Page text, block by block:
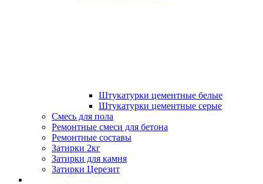
Штукатурки цементные белые
Штукатурки цементные серые
Смесь для пола
Ремонтные смеси для бетона
Ремонтные составы
Затирки 2кг
Затирки для камня
Затирки Церезит